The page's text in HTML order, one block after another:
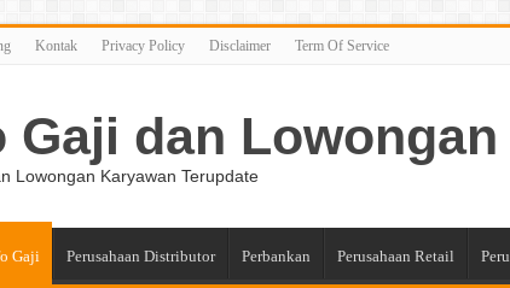
Kontak Privacy Policy Disclaimer Term Of Service
Gaji dan Lowongan
Lowongan Karyawan Terupdate
Gaji Perusahaan Distributor Perbankan Perusahaan Retail